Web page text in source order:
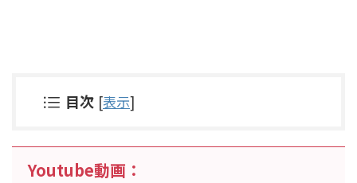
目次 [表示]
Youtube動画：